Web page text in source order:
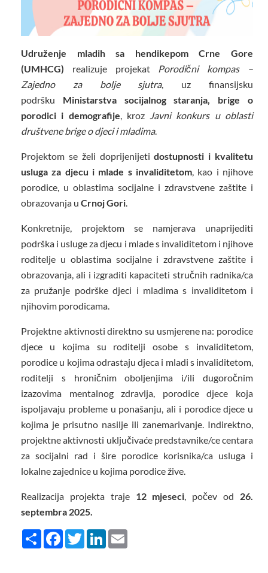
Udruženje mladih sa hendikepom Crne Gore
(UMHCG) realizuje projekatPorodični kompas –
Zajedno za bolje sjutra, uz finansijsku
podršku Ministarstva socijalnog staranja, brige o
porodici i demografije, kroz Javni konkurs u oblasti
društvene brige o djeci i mladima.
Projektom se želi doprijenijetidostupnosti i kvalitetu
usluga za djecu i mlade s invaliditetom, kao i njihove
porodice, u oblastima socijalne i zdravstvene zaštite i
obrazovanja u Crnoj Gori.
Konkretnije, projektom se namjerava unaprijediti
podrška i usluge za djecu i mlade s invaliditetom i njihove
roditelje u oblastima socijalne i zdravstvene zaštite i
obrazovanja, ali i izgraditi kapaciteti stručnih radnika/ca
za pružanje podrške djeci i mladima s invaliditetom i
njihovim porodicama.
Projektne aktivnosti direktno su usmjerene na: porodice
djece u kojima su roditelji osobe s invaliditetom,
porodice u kojima odrastaju djeca i mladi s invaliditetom,
roditelji s hroničnim oboljenjima i/ili dugoročnim
izazovima mentalnog zdravlja, porodice djece koja
ispoljavaju probleme u ponašanju, ali i porodice djece u
kojima je prisutno nasilje ili zanemarivanje. Indirektno,
projektne aktivnosti uključivaće predstavnike/ce centara
za socijalni rad i šire porodice korisnika/ca usluga i
lokalne zajednice u kojima porodice žive.
Realizacija projekta traje 12 mjeseci, počev od 26.
septembra 2025.
Share FacebookTwitterLinkedIn